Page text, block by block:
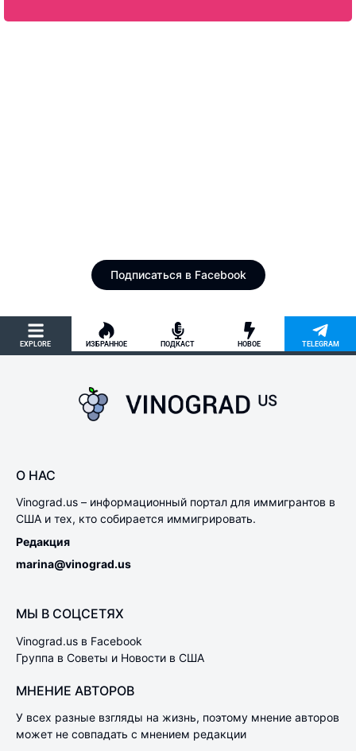
Подписаться в Facebook
EXPLORE ИЗБРАННОЕ ПОДКАСТ НОВОЕ TELEGRAM
О НАС
Vinograd.us – информационный портал для иммигрантов в
США и тех, кто собирается иммигрировать.
Редакция
marina@vinograd.us
МЫ В СОЦСЕТЯХ
Vinograd.us в Facebook
Группа в Советы и Новости в США
МНЕНИЕ АВТОРОВ
У всех разные взгляды на жизнь, поэтому мнение авторов
может не совпадать с мнением редакции